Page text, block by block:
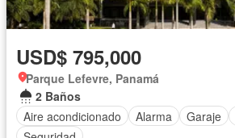
USD$ 795,000
Parque Lefevre, Panamá
2 Baños
Aire acondicionado
Alarma Garaje